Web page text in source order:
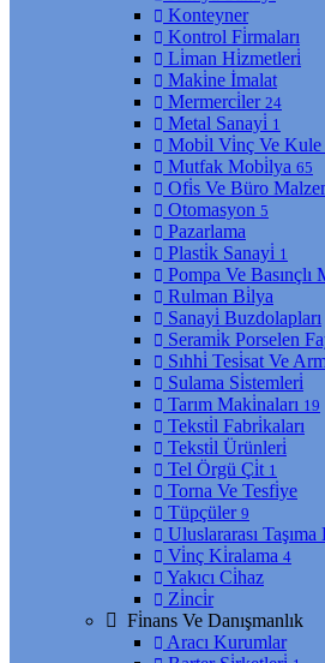
Konteyner
Kontrol Fi̇rmaları
Li̇man Hi̇zmetleri̇
Maki̇ne İmalat
Mermerci̇ler 24
Metal Sanayi̇ 1
Mobi̇l Vi̇nç Ve
Mutfak Mobi̇lya 65
Ofi̇s Ve Büro
Otomasyon 5
Pazarlama
Plasti̇k Sanayi̇ 1
Pompa Ve Basınçlı
Rulman Bi̇lya
Sanayi̇ Buzdolapları
Serami̇k Porselen
Sıhhi̇ Tesi̇sat Ve
Sulama Si̇stemleri̇
Tarım Maki̇naları 19
Teksti̇l Fabri̇kaları
Teksti̇l Ürünleri̇
Tel Örgü Çi̇t 1
Torna Ve Tesfi̇ye
Tüpçüler 9
Uluslararası
Vi̇nç Ki̇ralama 4
Yakıcı Ci̇haz
Zi̇nci̇r
Fi̇nans Ve Danışmanlık
Aracı Kurumlar